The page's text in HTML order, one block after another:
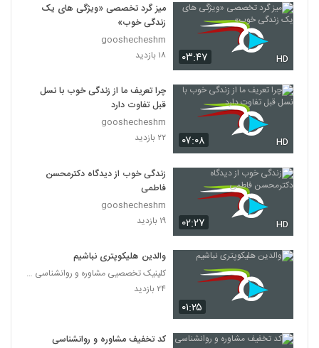
۰۳:۴۷ HD
میز گرد تخصصی «ویژگی های یک
زندگی خوب»
gooshecheshm
۱۸ بازدید
۰۷:۰۸ HD
چرا تعریف ما از زندگی خوب با نسل
قبل تفاوت دارد
gooshecheshm
۲۲ بازدید
۰۲:۲۷ HD
زندگی خوب از دیدگاه دکترمحسن
فاطمی
gooshecheshm
۱۹ بازدید
۰۱:۲۵
والدین هلیکوپتری نباشیم
کلینیک تخصصیی مشاوره و روانشناسی خانواده ایرانی
۲۴ بازدید
کد تخفیف مشاوره و روانشناسی